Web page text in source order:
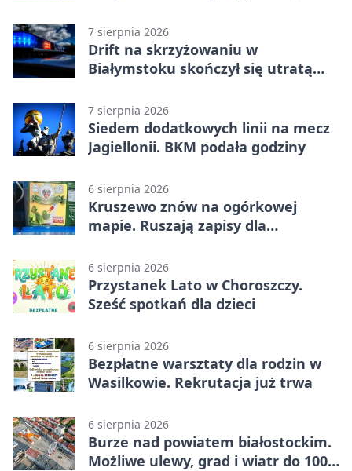
7 sierpnia 2026
Drift na skrzyżowaniu w
Białymstoku skończył się utratą
7 sierpnia 2026
Siedem dodatkowych linii na mecz
Jagiellonii. BKM podała godziny
6 sierpnia 2026
Kruszewo znów na ogórkowej
mapie. Ruszają zapisy dla
6 sierpnia 2026
Przystanek Lato w Choroszczy.
Sześć spotkań dla dzieci
6 sierpnia 2026
Bezpłatne warsztaty dla rodzin w
Wasilkowie. Rekrutacja już trwa
6 sierpnia 2026
Burze nad powiatem białostockim.
Możliwe ulewy, grad i wiatr do 100